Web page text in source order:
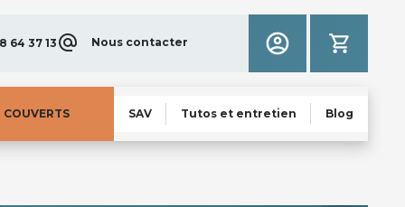
64 37 13 Nous contacter
COUVERTS SAV Tutos et entretien Blog